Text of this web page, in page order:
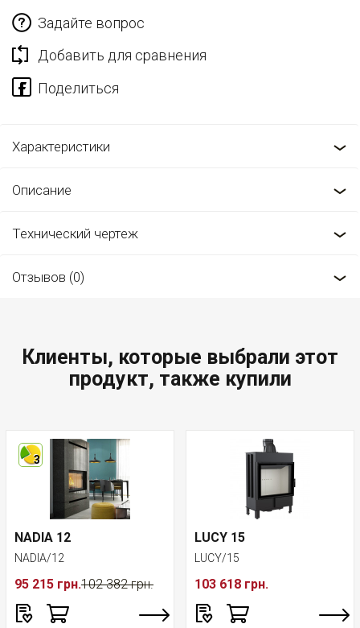
Задайте вопрос
Добавить для сравнения
Характеристики
Описание
Технический чертеж
Отзывов (0)
Клиенты, которые выбрали этот
продукт, также купили
3
NADIA 12
NADIA/12
95 215 грн.102 382 грн.
LUCY 15
LUCY/15
103 618 грн.